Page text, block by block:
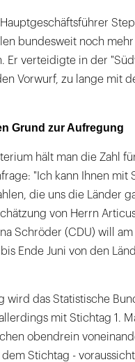
bundesweit noch
Er verteidigte in der
Vorwurf, zu lange mit
Grund zur Aufregung
hält man die Zahl
"Ich kann Ihnen mit
die uns die Länder
von Herrn
Schröder (CDU) will
Ende Juni von den
wird das Statistische
mit Stichtag 1.
obendrein
Stichtag -